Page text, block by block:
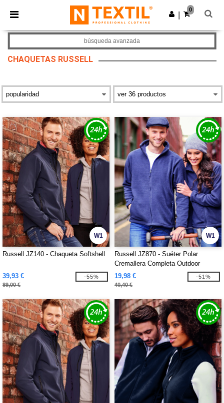
× App de Ntextil
¡Mejores precios en app!
Descargar app
0
CHAQUETAS RUSSELL
búsqueda avanzada
W1
Russell JZ140 - Chaqueta Softshell
39,93 €
89,00 €
-55%
W1
Russell JZ870 - Suéter Polar
Cremallera Completa Outdoor
19,98 €
40,40 €
-51%